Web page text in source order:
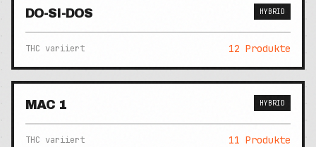
DO-SI-DOS HYBRID
THC variiert 12 Produkte
MAC 1 HYBRID
THC variiert 11 Produkte